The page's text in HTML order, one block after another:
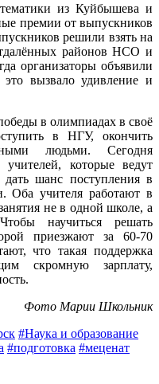
из Куйбышева и
премии от выпускников
решили взять на
районов НСО и
организаторы объявили
вызвало удивление и
в олимпиадах в своё
в НГУ, окончить
людьми. Сегодня
которые ведут
шанс поступления в
Оба учителя работают в
не в одной школе, а
научиться решать
приезжают за 60-70
что такая поддержка
скромную зарплату,
Фото Марии Школьник
#Наука и образование
#подготовка #меценат